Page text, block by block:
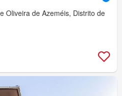
Oliveira de Azeméis, Distrito de